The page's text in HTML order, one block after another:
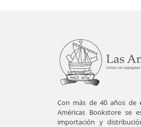
Con más de 40 años de
Américas Bookstore se
importación y